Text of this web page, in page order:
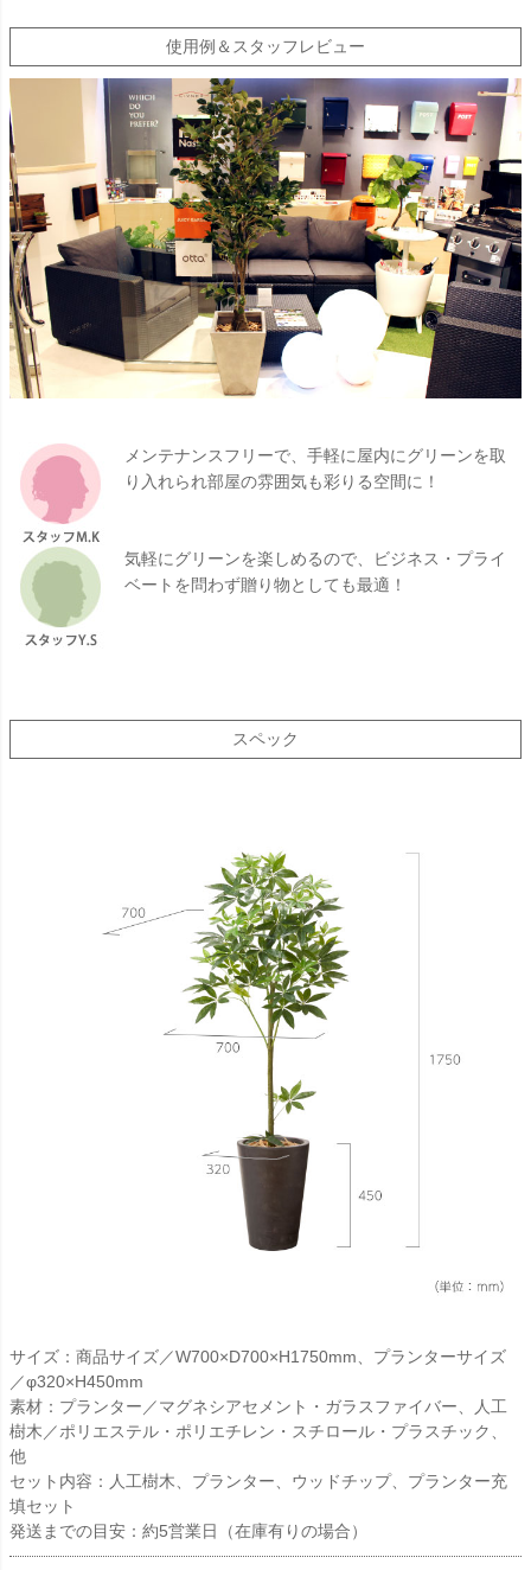
使用例＆スタッフレビュー
メンテナンスフリーで、手軽に屋内にグリーンを取
り入れられ部屋の雰囲気も彩りる空間に！
気軽にグリーンを楽しめるので、ビジネス・プライ
ベートを問わず贈り物としても最適！
スペック
サイズ：商品サイズ／W700×D700×H1750mm、プランターサイズ
／φ320×H450mm
素材：プランター／マグネシアセメント・ガラスファイバー、人工
樹木／ポリエステル・ポリエチレン・スチロール・プラスチック、
他
セット内容：人工樹木、プランター、ウッドチップ、プランター充
填セット
発送までの目安：約5営業日（在庫有りの場合）